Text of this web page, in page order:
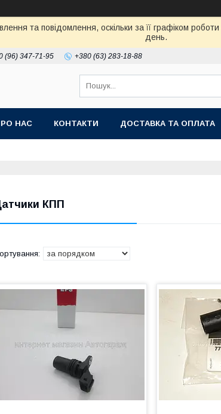
та повідомлення, оскільки за її графіком
день.
(96) 347-71-95 +380 (63) 283-18-88
НАС КОНТАКТИ ДОСТАВКА ТА ОПЛАТА
КПП